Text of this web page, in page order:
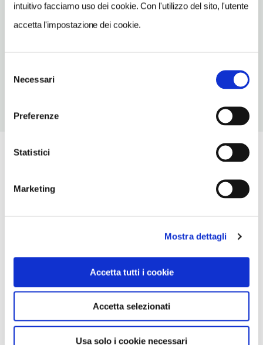
intuitivo facciamo uso dei cookie. Con l'utilizzo del sito, l'utente
accetta l'impostazione dei cookie.
delNecessari
Preferenze
Statistici
Marketing
Mostra dettagli
Accetta tutti i cookie
Accetta selezionati
Usa solo i cookie necessari
NUMERO CAMERE
74